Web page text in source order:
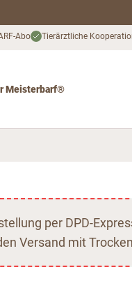
Abo Tierärztliche
Meisterbarf®
per DPD-
Versand mit